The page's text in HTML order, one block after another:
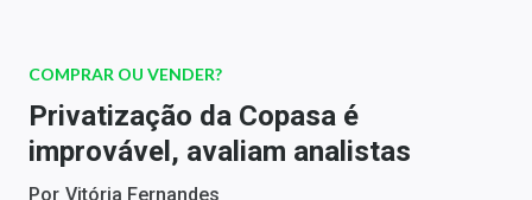
Newsletters
Money Trader
Anuncie
COMPRAR OU VENDER?
Privatização da Copasa é
improvável, avaliam analistas
Por Vitória Fernandes